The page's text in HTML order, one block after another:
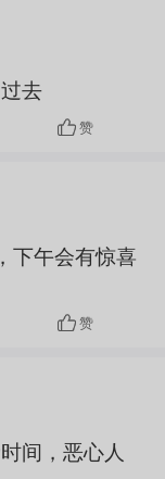
会抱着侥幸心
去
赞
下午会有惊喜
赞
间，恶心人